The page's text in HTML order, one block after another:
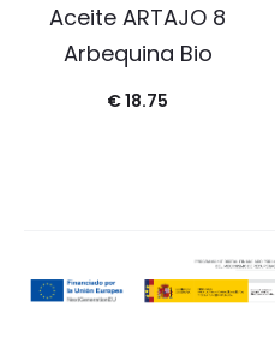
Aceite ARTAJO 8
Arbequina Bio
€18.75